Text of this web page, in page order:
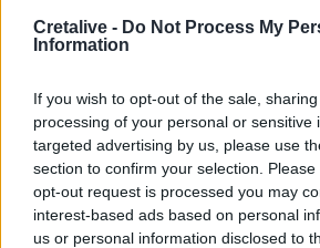
Cretalive - Do Not Process My
Information
If you wish to opt-out of the sale,
processing of your personal or sensitive
targeted advertising by us, please use
section to confirm your selection.
opt-out request is processed you may
interest-based ads based on personal
us or personal information disclosed to
πάνω από 2 εκατ. ευρώ
Δαμασκό – Τουλάχιστον 2 νεκροί και
21:43
Απίστευτο περιστατικό σε αγώνα
παίκτη εκτοξεύτηκε στις κερκίδες
- Δείτε βίντεο